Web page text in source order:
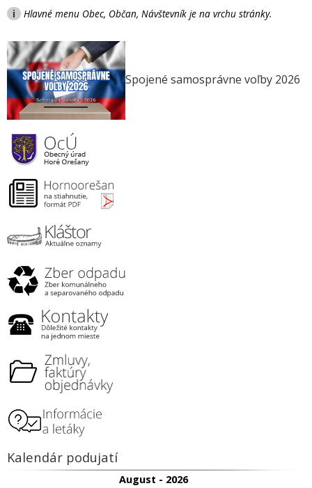
i Hlavné menu Obec, Občan, Návštevník je na vrchu stránky.
Spojené samosprávne voľby 2026
Kalendár podujatí
August - 2026